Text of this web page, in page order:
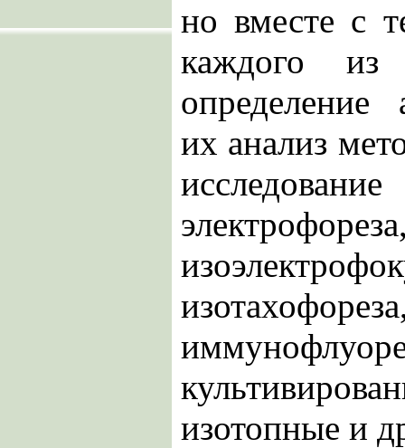
но вместе с
каждого из
определение
их анализ
изотопные и